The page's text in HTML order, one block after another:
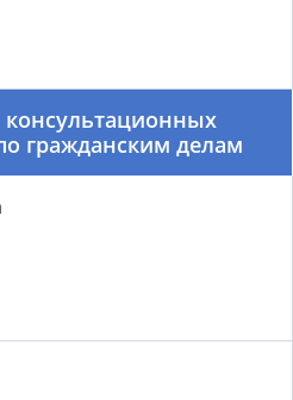
консультационных
гражданским делам